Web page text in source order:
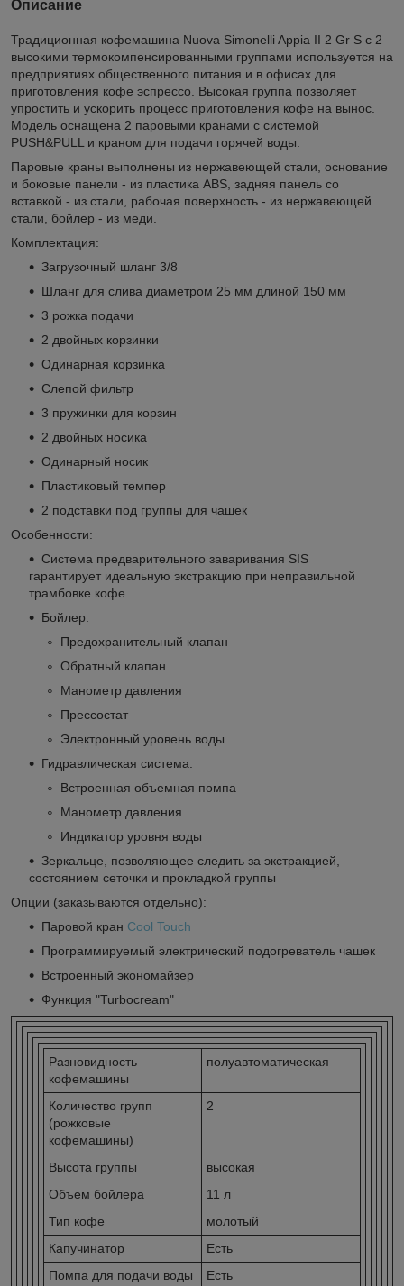
Описание
Традиционная кофемашина Nuova Simonelli Appia II 2 Gr S с 2
высокими термокомпенсированными группами используется на
предприятиях общественного питания и в офисах для
приготовления кофе эспрессо. Высокая группа позволяет
упростить и ускорить процесс приготовления кофе на вынос.
Модель оснащена 2 паровыми кранами с системой
PUSH&PULL и краном для подачи горячей воды.
Паровые краны выполнены из нержавеющей стали, основание
и боковые панели - из пластика ABS, задняя панель со
вставкой - из стали, рабочая поверхность - из нержавеющей
стали, бойлер - из меди.
Комплектация:
Загрузочный шланг 3/8
Шланг для слива диаметром 25 мм длиной 150 мм
3 рожка подачи
2 двойных корзинки
Одинарная корзинка
Слепой фильтр
3 пружинки для корзин
2 двойных носика
Одинарный носик
Пластиковый темпер
2 подставки под группы для чашек
Особенности:
Система предварительного заваривания SIS
гарантирует идеальную экстракцию при неправильной
трамбовке кофе
Бойлер:
Предохранительный клапан
Обратный клапан
Манометр давления
Прессостат
Электронный уровень воды
Гидравлическая система:
Встроенная объемная помпа
Манометр давления
Индикатор уровня воды
Зеркальце, позволяющее следить за экстракцией,
состоянием сеточки и прокладкой группы
Опции (заказываются отдельно):
Паровой кран Cool Touch
Программируемый электрический подогреватель чашек
Встроенный экономайзер
Функция "Turbocream"
Разновидность
кофемашины
полуавтоматическая
Количество групп
(рожковые
кофемашины)
2
Высота группы
высокая
Объем бойлера
11 л
Тип кофе
молотый
Капучинатор
Есть
Помпа для подачи воды
Есть